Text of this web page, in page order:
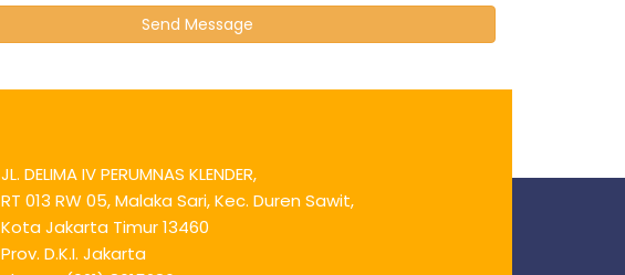
JL. DELIMA IV PERUMNAS KLENDER,
RT 013 RW 05, Malaka Sari, Kec. Duren Sawit,
Kota Jakarta Timur 13460
Prov. D.K.I. Jakarta